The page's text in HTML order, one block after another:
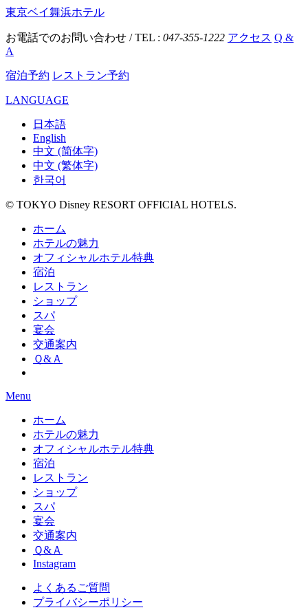
東京ベイ舞浜ホテル
お電話でのお問い合わせ / TEL : 047-355-1222 アクセス Q &
A
宿泊予約 レストラン予約
LANGUAGE
日本語
English
中文 (简体字)
中文 (繁体字)
한국어
© TOKYO Disney RESORT OFFICIAL HOTELS.
ホーム
ホテルの魅力
オフィシャルホテル特典
宿泊
レストラン
ショップ
スパ
宴会
交通案内
Ｑ&Ａ
Menu
ホーム
ホテルの魅力
オフィシャルホテル特典
宿泊
レストラン
ショップ
スパ
宴会
交通案内
Ｑ&Ａ
Instagram
よくあるご質問
プライバシーポリシー